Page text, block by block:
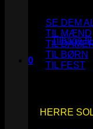
Ingen
Tilbage
0
Kurv
SE DEM
TIL MÆND
TIL
TIL BØRN
TIL FEST
HERRE